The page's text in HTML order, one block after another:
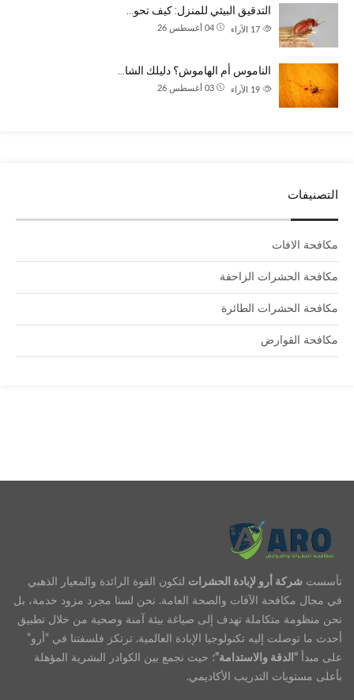
التدقيق البيئي للمنزل: كيف تحو…
04 أغسطس 26 الآراء
الناموس أم الهاموش؟ دليلك الشا…
03 أغسطس 26 الآراء
التصنيفات
مكافحة الافات
مكافحة الحشرات الزاحفة
مكافحة الحشرات الطائرة
مكافحة القوارض
تأسست شركة أرو لإبادة الحشرات لتكون القوة الرائدة والمعيار الذهبي
في مجال مكافحة الآفات والصحة العامة. نحن لسنا مجرد مزود خدمة، بل
نحن منظومة متكاملة تهدف إلى صياغة بيئة آمنة وصحية من خلال تطبيق
أحدث ما توصلت إليه تكنولوجيا الإبادة العالمية. ترتكز فلسفتنا في “أرو”
على مبدأ “الدقة والاستدامة”؛ حيث نجمع بين الكوادر البشرية المؤهلة
بأعلى مستويات التدريب الأكاديمي.